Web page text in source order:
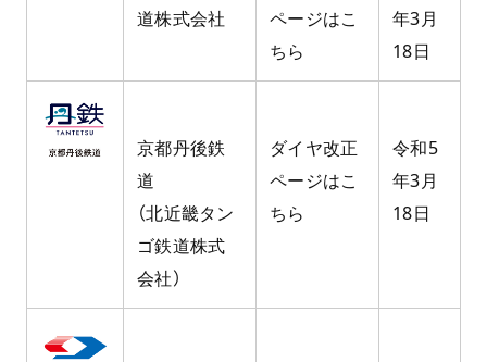
道株式会社
ページはこ
ちら
年3月
18日
京都丹後鉄
道
（北近畿タン
ゴ鉄道株式
会社）
ダイヤ改正
ページはこ
ちら
令和5
年3月
18日